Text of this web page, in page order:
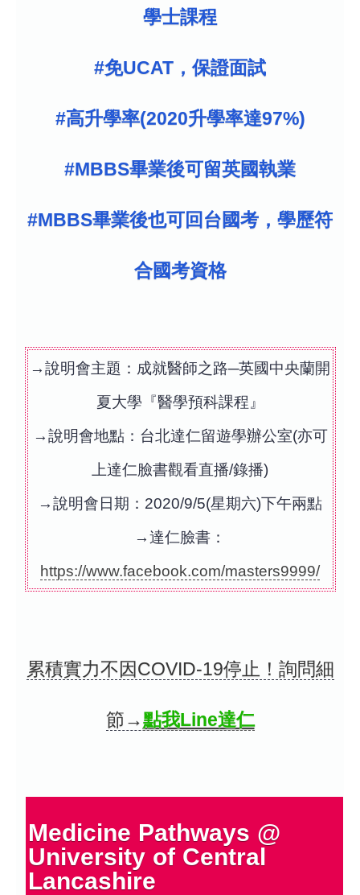
學士課程
#免UCAT，保證面試
#高升學率(2020升學率達97%)
#MBBS畢業後可留英國執業
#MBBS畢業後也可回台國考，學歷符
合國考資格
→說明會主題：成就醫師之路─英國中央蘭開
夏大學『醫學預科課程』
→說明會地點：台北達仁留遊學辦公室(亦可
上達仁臉書觀看直播/錄播)
→說明會日期：2020/9/5(星期六)下午兩點
→達仁臉書：
https://www.facebook.com/masters9999/
累積實力不因COVID-19停止！詢問細
節→點我Line達仁
Medicine Pathways @
University of Central
Lancashire